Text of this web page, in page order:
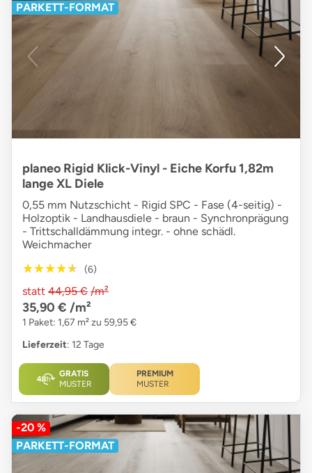
PARKETT-FORMAT
planeo Rigid Klick-Vinyl - Eiche Korfu 1,82m
lange XL Diele
0,55 mm Nutzschicht - Rigid SPC - Fase (4-seitig) -
Holzoptik - Landhausdiele - braun - Synchronprägung
- Trittschalldämmung integr. - ohne schädl.
Weichmacher
★★★★★
★★★★★ (6)
statt 44,95 € /m²
35,90 € /m²
1 Paket: 1,67 m² zu 59,95 €
Lieferzeit: 12 Tage
GRATIS
MUSTER
PREMIUM
MUSTER
-20 %
PARKETT-FORMAT